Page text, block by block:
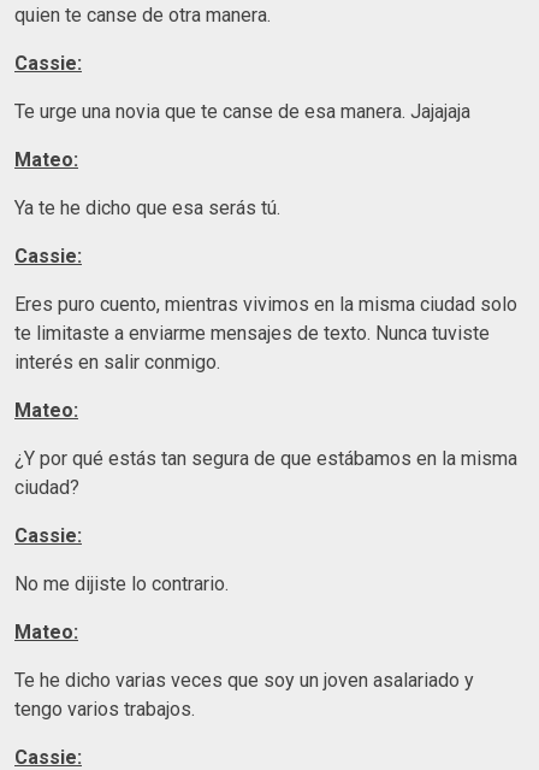
quien te canse de otra manera.
Cassie:
Te urge una novia que te canse de esa manera. Jajajaja
Mateo:
Ya te he dicho que esa serás tú.
Cassie:
Eres puro cuento, mientras vivimos en la misma ciudad solo
te limitaste a enviarme mensajes de texto. Nunca tuviste
interés en salir conmigo.
Mateo:
¿Y por qué estás tan segura de que estábamos en la misma
ciudad?
Cassie:
No me dijiste lo contrario.
Mateo:
Te he dicho varias veces que soy un joven asalariado y
tengo varios trabajos.
Cassie: